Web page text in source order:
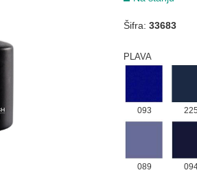
Šifra:33683
182
PLAVA
093 225
089